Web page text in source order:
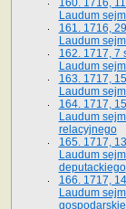
160. 1716,
Laudum
161. 1716,
Laudum
162. 1717, 7
Laudum
163. 1717,
Laudum
164. 1717,
Laudum
relacyjnego
165. 1717,
Laudum
deputackiego
166. 1717,
Laudum